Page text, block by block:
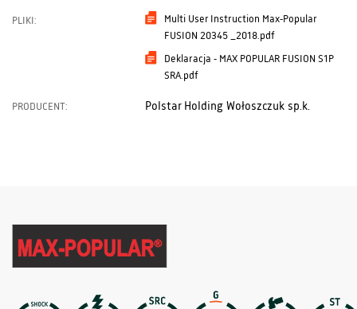
PLIKI:
Multi User Instruction Max-Popular
FUSION 20345 _2018.pdf
Deklaracja - MAX POPULAR FUSION S1P
SRA.pdf
PRODUCENT: Polstar Holding Wołoszczuk sp.k.